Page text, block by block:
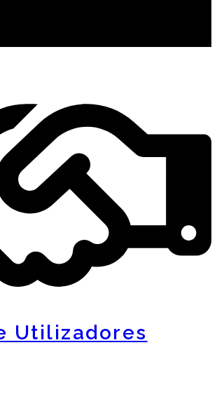
Utilizadores